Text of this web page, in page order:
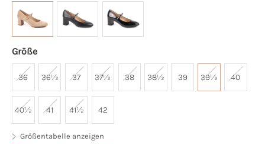
Größe
36 36½ 37 37½ 38 38½ 39 39½ 40
40½ 41 41½ 42
Größentabelle anzeigen